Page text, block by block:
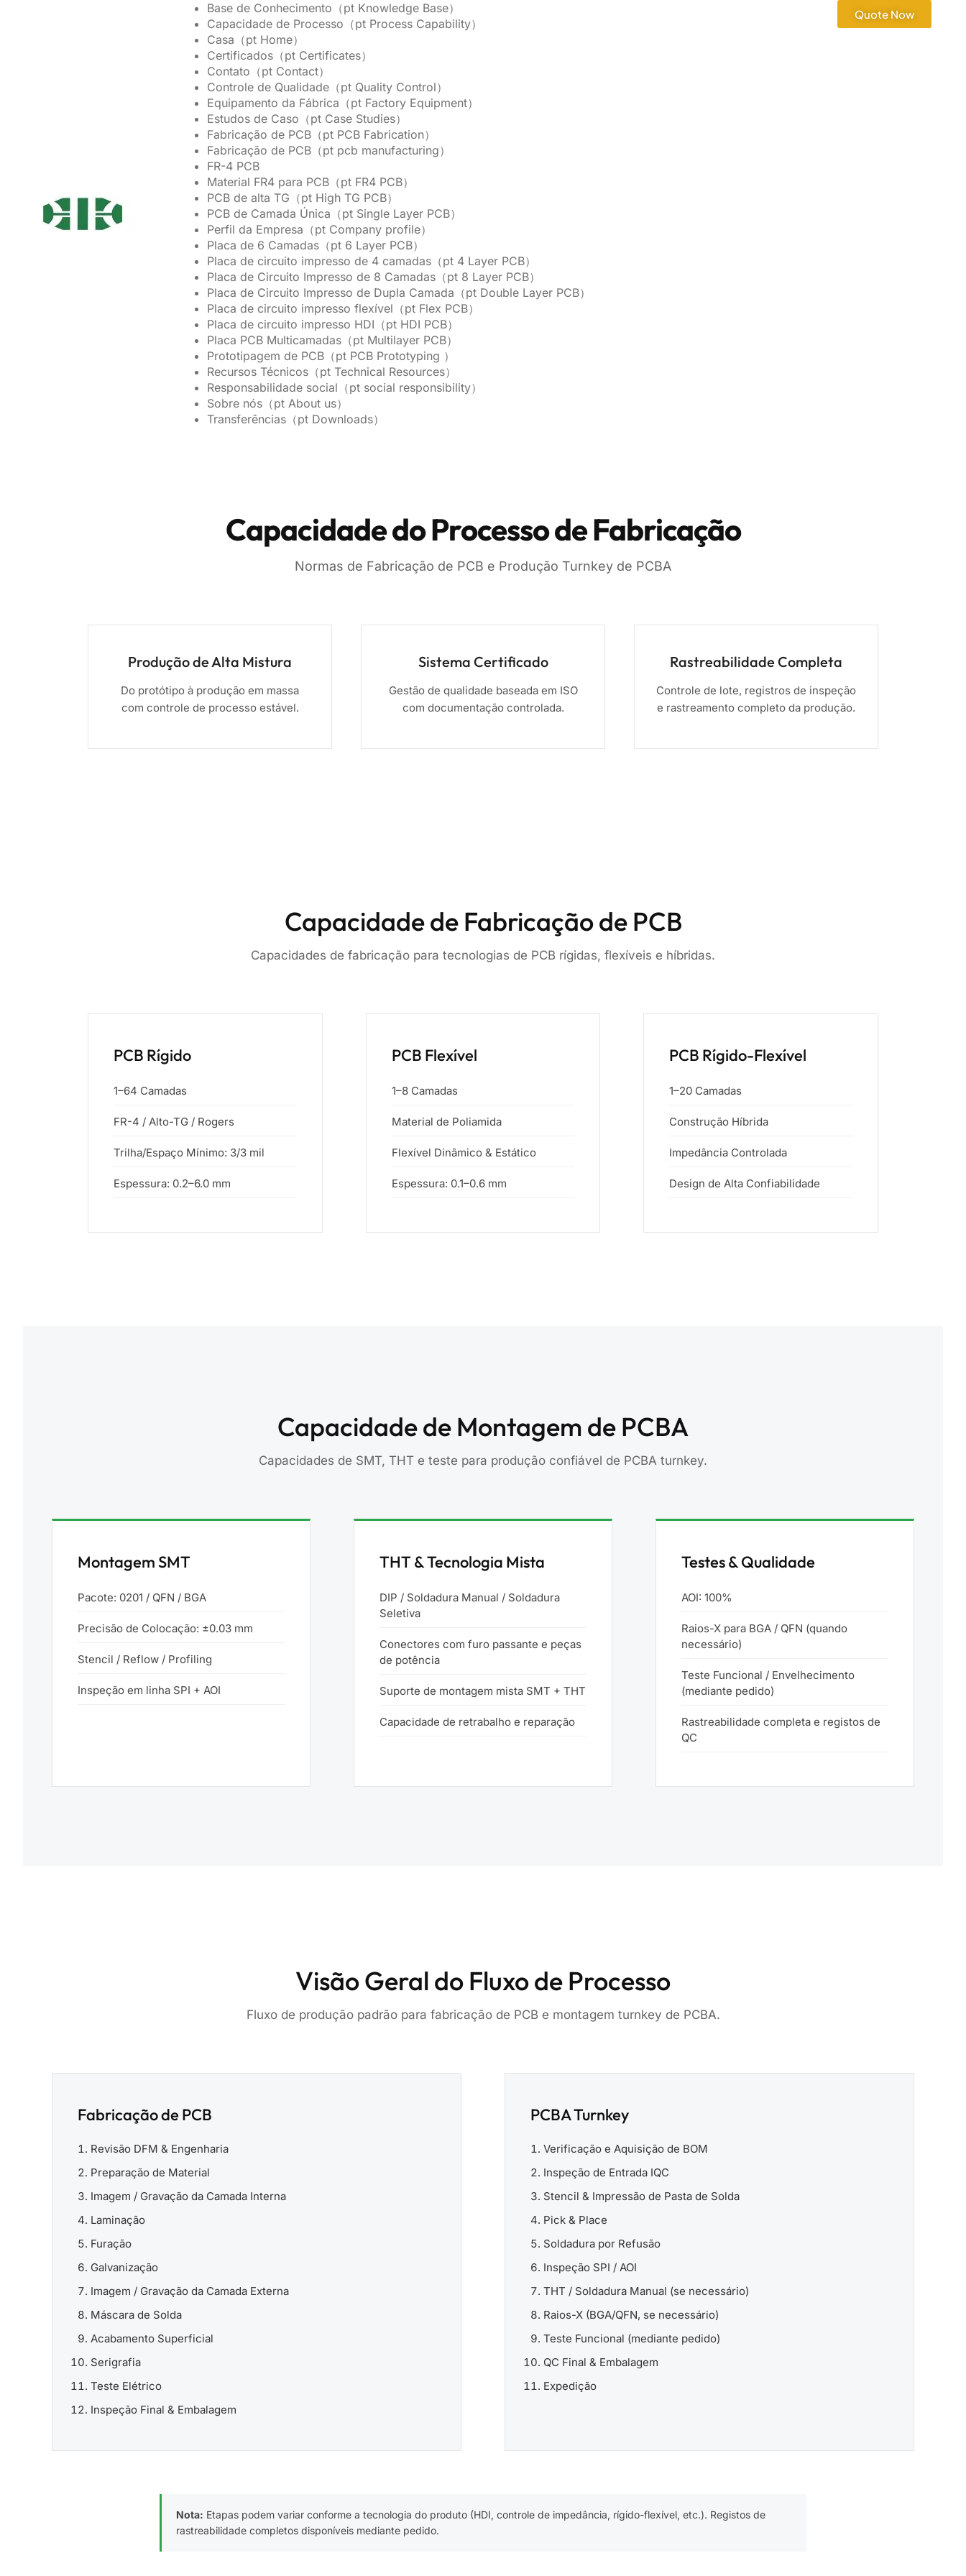
Base de Conhecimento（pt Knowledge Base）
Capacidade de Processo（pt Process Capability）
Casa（pt Home）
Certificados（pt Certificates）
Contato（pt Contact）
Controle de Qualidade（pt Quality Control）
Equipamento da Fábrica（pt Factory Equipment）
Estudos de Caso（pt Case Studies）
Fabricação de PCB（pt PCB Fabrication）
Fabricação de PCB（pt pcb manufacturing）
FR-4 PCB
Material FR4 para PCB（pt FR4 PCB）
PCB de alta TG（pt High TG PCB）
PCB de Camada Única（pt Single Layer PCB）
Perfil da Empresa（pt Company profile）
Placa de 6 Camadas（pt 6 Layer PCB）
Placa de circuito impresso de 4 camadas（pt 4 Layer PCB）
Placa de Circuito Impresso de 8 Camadas（pt 8 Layer PCB）
Placa de Circuito Impresso de Dupla Camada（pt Double Layer PCB）
Placa de circuito impresso flexível（pt Flex PCB）
Placa de circuito impresso HDI（pt HDI PCB）
Placa PCB Multicamadas（pt Multilayer PCB）
Prototipagem de PCB（pt PCB Prototyping ）
Recursos Técnicos（pt Technical Resources）
Responsabilidade social（pt social responsibility）
Sobre nós（pt About us）
Transferências（pt Downloads）
Quote Now
Capacidade do Processo de Fabricação
Normas de Fabricação de PCB e Produção Turnkey de PCBA
Produção de Alta Mistura
Do protótipo à produção em massa
com controle de processo estável.
Sistema Certificado
Gestão de qualidade baseada em ISO
com documentação controlada.
Rastreabilidade Completa
Controle de lote, registros de inspeção
e rastreamento completo da produção.
Capacidade de Fabricação de PCB
Capacidades de fabricação para tecnologias de PCB rígidas, flexíveis e híbridas.
PCB Rígido
1–64 Camadas
FR-4 / Alto-TG / Rogers
Trilha/Espaço Mínimo: 3/3 mil
Espessura: 0.2–6.0 mm
PCB Flexível
1–8 Camadas
Material de Poliamida
Flexível Dinâmico & Estático
Espessura: 0.1–0.6 mm
PCB Rígido-Flexível
1–20 Camadas
Construção Híbrida
Impedância Controlada
Design de Alta Confiabilidade
Capacidade de Montagem de PCBA
Capacidades de SMT, THT e teste para produção confiável de PCBA turnkey.
Montagem SMT
Pacote: 0201 / QFN / BGA
Precisão de Colocação: ±0.03 mm
Stencil / Reflow / Profiling
Inspeção em linha SPI + AOI
THT & Tecnologia Mista
DIP / Soldadura Manual / Soldadura
Seletiva
Conectores com furo passante e peças
de potência
Suporte de montagem mista SMT + THT
Capacidade de retrabalho e reparação
Testes & Qualidade
AOI: 100%
Raios-X para BGA / QFN (quando
necessário)
Teste Funcional / Envelhecimento
(mediante pedido)
Rastreabilidade completa e registos de
QC
Visão Geral do Fluxo de Processo
Fluxo de produção padrão para fabricação de PCB e montagem turnkey de PCBA.
Fabricação de PCB
Revisão DFM & Engenharia
Preparação de Material
Imagem / Gravação da Camada Interna
Laminação
Furação
Galvanização
Imagem / Gravação da Camada Externa
Máscara de Solda
Acabamento Superficial
Serigrafia
Teste Elétrico
Inspeção Final & Embalagem
PCBA Turnkey
Verificação e Aquisição de BOM
Inspeção de Entrada IQC
Stencil & Impressão de Pasta de Solda
Pick & Place
Soldadura por Refusão
Inspeção SPI / AOI
THT / Soldadura Manual (se necessário)
Raios-X (BGA/QFN, se necessário)
Teste Funcional (mediante pedido)
QC Final & Embalagem
Expedição
Nota: Etapas podem variar conforme a tecnologia do produto (HDI, controle de impedância, rígido-flexível, etc.). Registos de
rastreabilidade completos disponíveis mediante pedido.